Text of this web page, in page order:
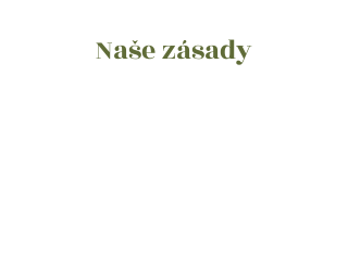
Naše zásady